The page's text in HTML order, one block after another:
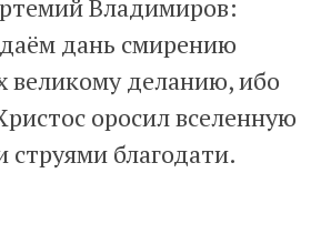
Владимиров:
дань смирению
великому деланию, ибо
оросил вселенную
благодати.